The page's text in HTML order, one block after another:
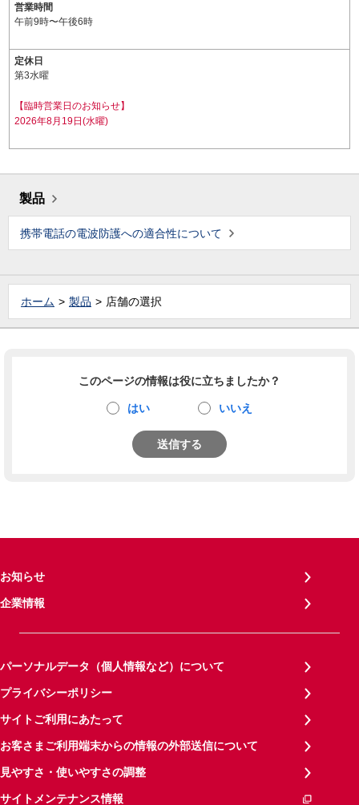
営業時間
午前9時〜午後6時
定休日
第3水曜
【臨時営業日のお知らせ】
2026年8月19日(水曜)
製品
携帯電話の電波防護への適合性について
ホーム 製品 店舗の選択
このページの情報は役に立ちましたか？
はい いいえ
送信する
お知らせ
企業情報
パーソナルデータ（個人情報など）について
プライバシーポリシー
サイトご利用にあたって
お客さまご利用端末からの情報の外部送信について
見やすさ・使いやすさの調整
サイトメンテナンス情報